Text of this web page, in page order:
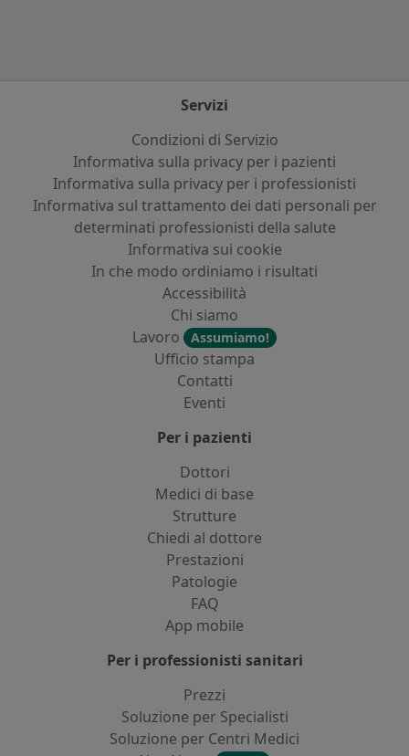
Servizi
Condizioni di Servizio
Informativa sulla privacy per i pazienti
Informativa sulla privacy per i professionisti
Informativa sul trattamento dei dati personali per
determinati professionisti della salute
Informativa sui cookie
In che modo ordiniamo i risultati
Accessibilità
Chi siamo
Lavoro
Assumiamo!
Ufficio stampa
Contatti
Eventi
Per i pazienti
Dottori
Medici di base
Strutture
Chiedi al dottore
Prestazioni
Patologie
FAQ
App mobile
Per i professionisti sanitari
Prezzi
Soluzione per Specialisti
Soluzione per Centri Medici